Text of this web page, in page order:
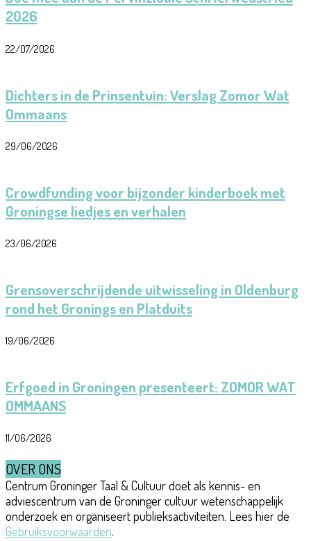
2026
22/07/2026
Dichters in de Prinsentuin: Verslag Zomor Wat
Ommaans
29/06/2026
Crowdfunding voor bijzonder kinderboek met
Groningse liedjes en verhalen
23/06/2026
Grensoverschrijdende uitwisseling in Oldenburg
rond het Gronings en Platduits
19/06/2026
Erfgoed in Groningen presenteert: ZOMOR WAT
OMMAANS
11/06/2026
OVER ONS
Centrum Groninger Taal & Cultuur doet als kennis- en
adviescentrum van de Groninger cultuur wetenschappelijk
onderzoek en organiseert publieksactiviteiten. Lees hier de
Gebruiksvoorwaarden.